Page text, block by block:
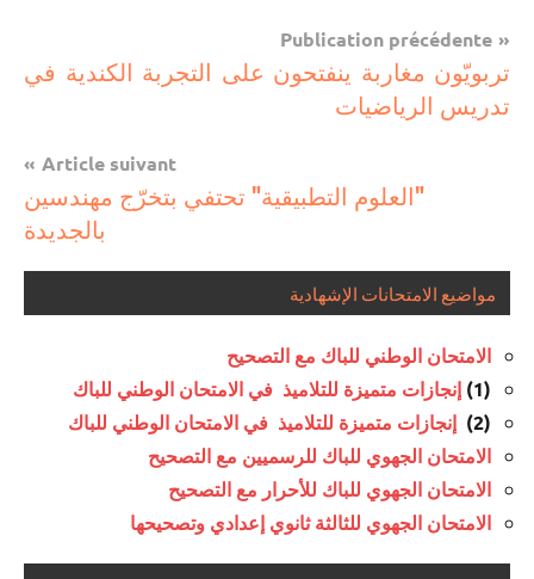
مستجدات
تربوية
Navigation
de
l’article
Publication précédente
تربويّون مغاربة ينفتحون على التجربة الكندية في
تدريس الرياضيات
Article suivant
"العلوم التطبيقية" تحتفي بتخرّج مهندسين
بالجديدة
مواضيع الامتحانات الإشهادية
الامتحان الوطني للباك مع التصحيح
(1)
إنجازات متميزة للتلاميذ في الامتحان الوطني للباك
(2)
إنجازات متميزة للتلاميذ في الامتحان الوطني للباك
الامتحان الجهوي للباك للرسميين مع التصحيح
الامتحان الجهوي للباك للأحرار مع التصحيح
الامتحان الجهوي للثالثة ثانوي إعدادي وتصحيحها